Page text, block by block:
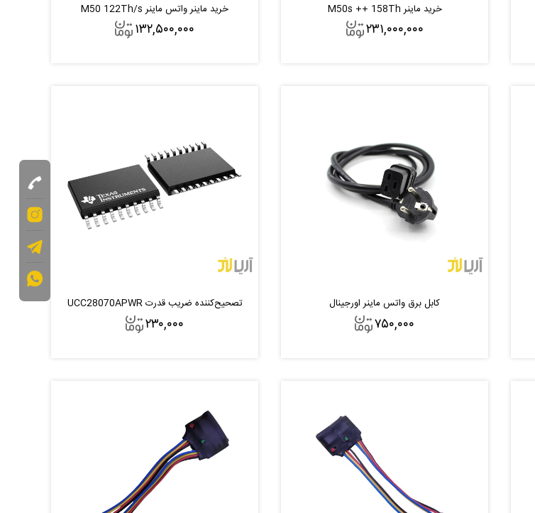
خرید ماینر M50s ++ 158Th
۲۳۱,۰۰۰,۰۰۰
خرید ماینر واتس ماینر M50 122Th/s
۱۳۲,۵۰۰,۰۰۰
کابل برق واتس ماینر اورجینال
۷۵۰,۰۰۰
تصحیح‌کننده ضریب قدرت UCC28070APWR
۲۳۰,۰۰۰